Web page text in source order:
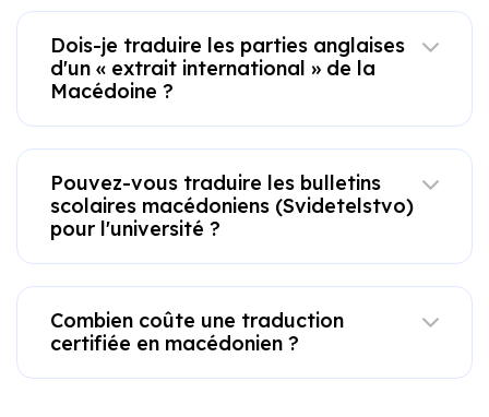
Dois-je traduire les parties anglaises
d'un « extrait international » de la
Macédoine ?
Pouvez-vous traduire les bulletins
scolaires macédoniens (Svidetelstvo)
pour l'université ?
Combien coûte une traduction
certifiée en macédonien ?